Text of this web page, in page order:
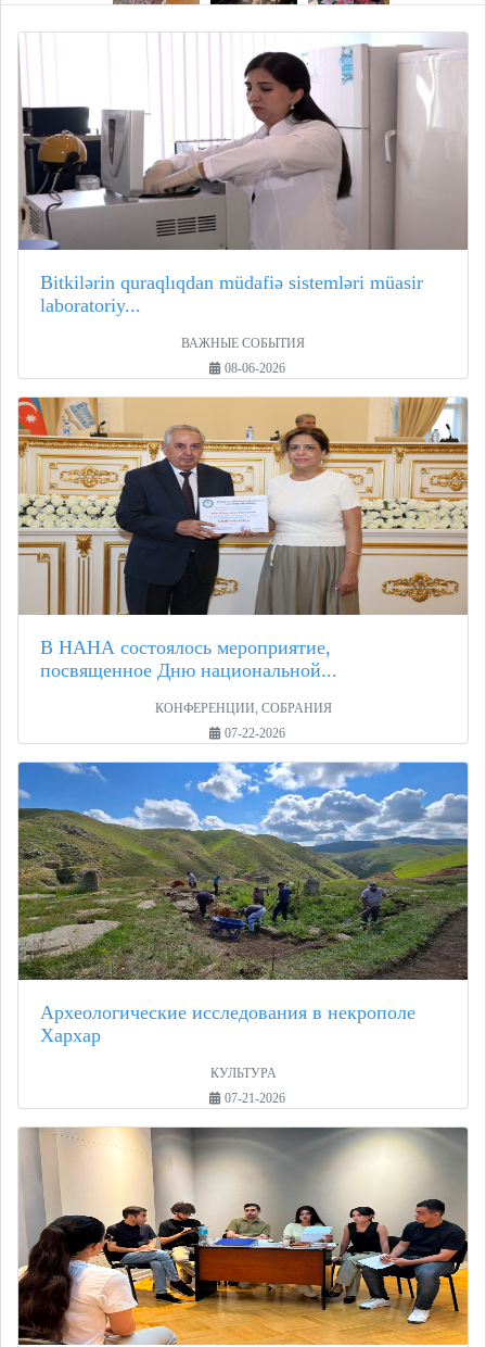
Bitkilərin quraqlıqdan müdafiə sistemləri müasir
laboratoriy...
ВАЖНЫЕ СОБЫТИЯ
08-06-2026
В НАНА состоялось мероприятие,
посвященное Дню национальной...
КОНФЕРЕНЦИИ, СОБРАНИЯ
07-22-2026
Археологические исследования в некрополе
Хархар
КУЛЬТУРА
07-21-2026